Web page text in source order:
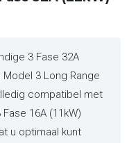
3 Fase 32A
3 Long Range
compatibel met
16A (11kW)
u optimaal kunt